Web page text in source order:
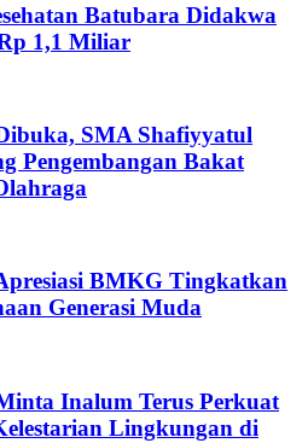
Batubara Didakwa
1,1 Miliar
SMA Shafiyyatul
Pengembangan Bakat
BMKG Tingkatkan
Generasi Muda
Inalum Terus Perkuat
Lingkungan di